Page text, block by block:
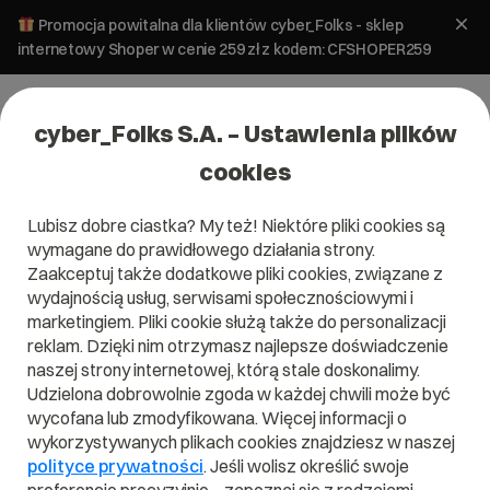
Promocja powitalna dla klientów cyber_Folks - sklep
internetowy Shoper w cenie 259 zł z kodem: CFSHOPER259
Czym jest CWV?
Przeczytaj czym jestCWVw naszym słowniku.
Pomoże Ci to lepiej zrozumieć, czym dokładnie jestCWV
cyber_Folks S.A. – Ustawienia plików
cookies
Lubisz dobre ciastka? My też! Niektóre pliki cookies są
wymagane do prawidłowego działania strony.
Zaakceptuj także dodatkowe pliki cookies, związane z
wydajnością usług, serwisami społecznościowymi i
marketingiem. Pliki cookie służą także do personalizacji
reklam. Dzięki nim otrzymasz najlepsze doświadczenie
naszej strony internetowej, którą stale doskonalimy.
Udzielona dobrowolnie zgoda w każdej chwili może być
wycofana lub zmodyfikowana. Więcej informacji o
wykorzystywanych plikach cookies znajdziesz w naszej
polityce prywatności. Jeśli wolisz określić swoje